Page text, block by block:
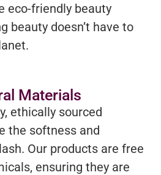
eco-friendly beauty
beauty doesn’t have to
Materials
ethically sourced
the softness and
Our products are free
ensuring they are